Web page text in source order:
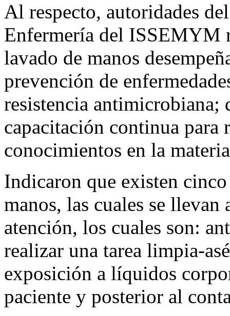
Al respecto, autoridades
Enfermería del ISSEMYM
lavado de manos
prevención de
resistencia antimicrobiana;
capacitación continua para
conocimientos en la
Indicaron que existen
manos, las cuales se llevan
atención, los cuales son:
realizar una tarea limpia-
exposición a líquidos
paciente y posterior al